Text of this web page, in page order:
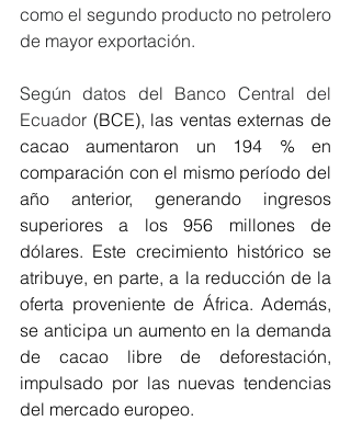
como el segundo producto no petrolero
de mayor exportación.
Según datos del Banco Central del
Ecuador (BCE), las ventas externas de
cacao aumentaron un 194 % en
comparación con el mismo período del
año anterior, generando ingresos
superiores a los 956 millones de
dólares. Este crecimiento histórico se
atribuye, en parte, a la reducción de la
oferta proveniente de África. Además,
se anticipa un aumento en la demanda
de cacao libre de deforestación,
impulsado por las nuevas tendencias
del mercado europeo.